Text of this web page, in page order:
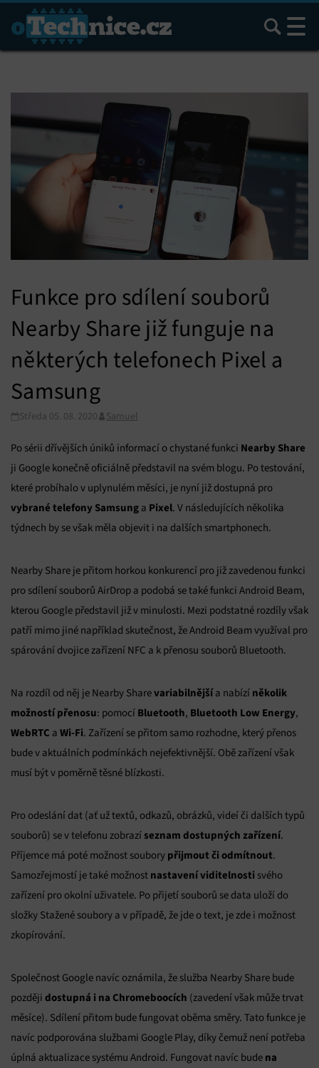
Hledat
Funkce pro sdílení souborů
Nearby Share již funguje na
některých telefonech Pixel a
Samsung
Středa 05. 08. 2020 Samuel
Po sérii dřívějších úniků informací o chystané funkci Nearby Share
ji Google konečně oficiálně představil na svém blogu. Po testování,
které probíhalo v uplynulém měsíci, je nyní již dostupná pro
vybrané telefony Samsung a Pixel. V následujících několika
týdnech by se však měla objevit i na dalších smartphonech.
Nearby Share je přitom horkou konkurencí pro již zavedenou funkci
pro sdílení souborů AirDrop a podobá se také funkci Android Beam,
kterou Google představil již v minulosti. Mezi podstatné rozdíly však
patří mimo jiné například skutečnost, že Android Beam využíval pro
spárování dvojice zařízení NFC a k přenosu souborů Bluetooth.
Na rozdíl od něj je Nearby Sharevariabilnějšía nabízí několik
možností přenosu: pomocí Bluetooth, Bluetooth Low Energy,
WebRTC a Wi-Fi. Zařízení se přitom samo rozhodne, který přenos
bude v aktuálních podmínkách nejefektivnější. Obě zařízení však
musí být v poměrně těsné blízkosti.
Pro odeslání dat (ať už textů, odkazů, obrázků, videí či dalších typů
souborů) se v telefonu zobrazí seznam dostupných zařízení.
Příjemce má poté možnost soubory přijmout či odmítnout.
Samozřejmostí je také možnost nastavení viditelnosti svého
zařízení pro okolní uživatele. Po přijetí souborů se data uloží do
složky Stažené soubory a v případě, že jde o text, je zde i možnost
zkopírování.
Společnost Google navíc oznámila, že služba Nearby Share bude
později dostupná i na Chromeboocích (zavedení však může trvat
měsíce). Sdílení přitom bude fungovat oběma směry. Tato funkce je
navíc podporována službami Google Play, díky čemuž není potřeba
úplná aktualizace systému Android. Fungovat navíc bude na